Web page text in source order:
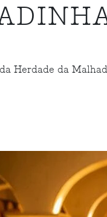
Herdade da